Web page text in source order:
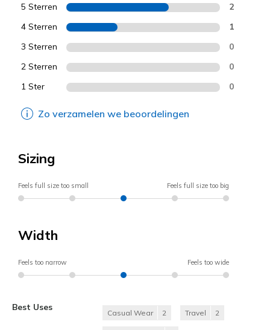
5 Sterren 2
4 Sterren 1
3 Sterren 0
2 Sterren 0
1 Ster 0
Zo verzamelen we beoordelingen
Sizing
Feels full size too small Feels full size too big
Width
Feels too narrow Feels too wide
Best Uses
Casual Wear 2 Travel 2